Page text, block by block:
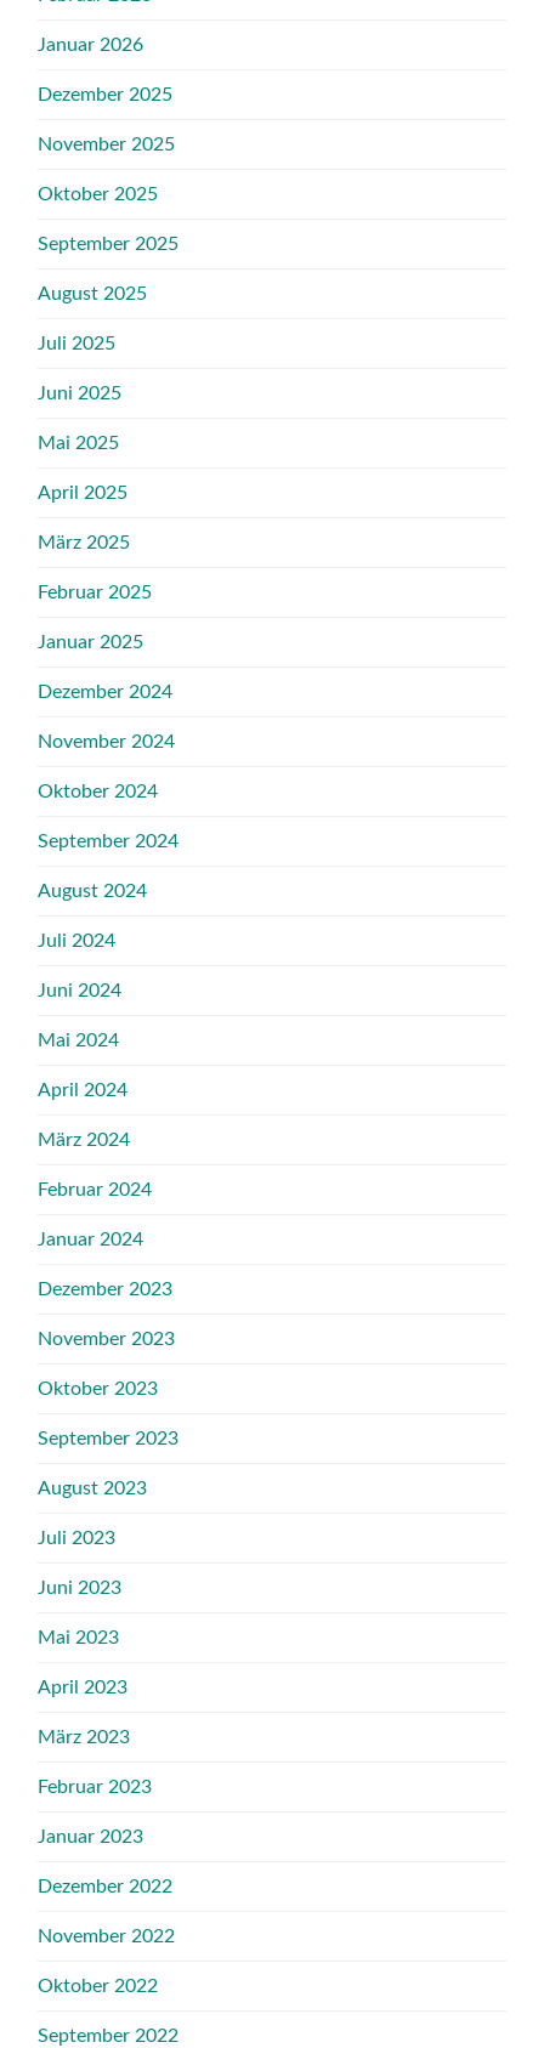
Januar 2026
Dezember 2025
November 2025
Oktober 2025
September 2025
August 2025
Juli 2025
Juni 2025
Mai 2025
April 2025
März 2025
Februar 2025
Januar 2025
Dezember 2024
November 2024
Oktober 2024
September 2024
August 2024
Juli 2024
Juni 2024
Mai 2024
April 2024
März 2024
Februar 2024
Januar 2024
Dezember 2023
November 2023
Oktober 2023
September 2023
August 2023
Juli 2023
Juni 2023
Mai 2023
April 2023
März 2023
Februar 2023
Januar 2023
Dezember 2022
November 2022
Oktober 2022
September 2022